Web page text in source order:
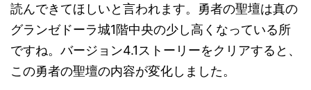
読んできてほしいと言われます。勇者の聖壇は真の
グランゼドーラ城1階中央の少し高くなっている所
ですね。バージョン4.1ストーリーをクリアすると、
この勇者の聖壇の内容が変化しました。